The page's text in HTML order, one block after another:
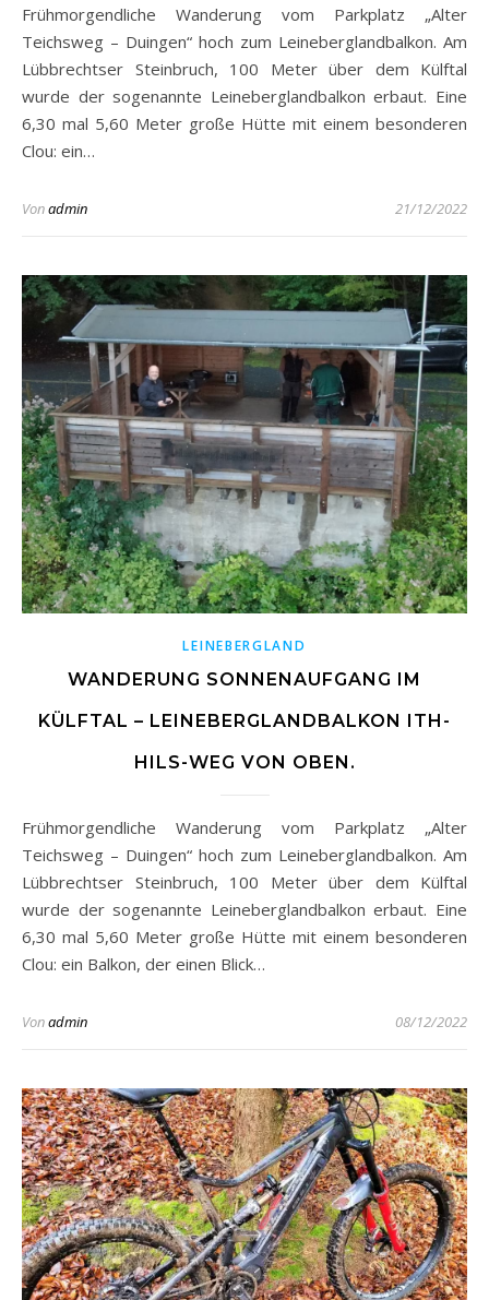
Frühmorgendliche Wanderung vom Parkplatz „Alter
Teichsweg – Duingen“ hoch zum Leineberglandbalkon. Am
Lübbrechtser Steinbruch, 100 Meter über dem Külftal
wurde der sogenannte Leineberglandbalkon erbaut. Eine
6,30 mal 5,60 Meter große Hütte mit einem besonderen
Clou: ein…
Vonadmin 21/12/2022
LEINEBERGLAND
WANDERUNG SONNENAUFGANG IM
KÜLFTAL – LEINEBERGLANDBALKON ITH-
HILS-WEG VON OBEN.
Frühmorgendliche Wanderung vom Parkplatz „Alter
Teichsweg – Duingen“ hoch zum Leineberglandbalkon. Am
Lübbrechtser Steinbruch, 100 Meter über dem Külftal
wurde der sogenannte Leineberglandbalkon erbaut. Eine
6,30 mal 5,60 Meter große Hütte mit einem besonderen
Clou: ein Balkon, der einen Blick…
Vonadmin 08/12/2022